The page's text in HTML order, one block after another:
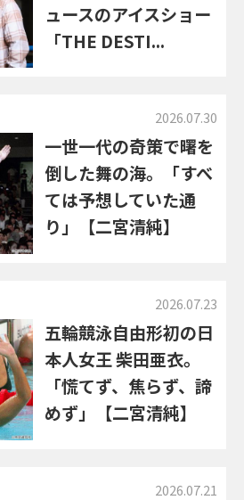
ュースのアイスショー
「THE DESTI...
2026.07.30
一世一代の奇策で曙を
倒した舞の海。「すべ
ては予想していた通
り」【二宮清純】
2026.07.23
五輪競泳自由形初の日
本人女王 柴田亜衣。
「慌てず、焦らず、諦
めず」【二宮清純】
2026.07.21